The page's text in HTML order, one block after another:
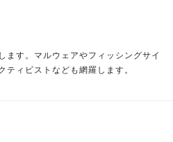
ます。マルウェアやフィッシングサイ
ティビストなども網羅します。